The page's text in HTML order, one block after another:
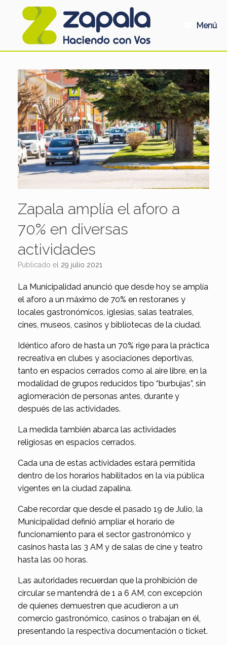
Menú
Zapala amplía el aforo a
70% en diversas
actividades
Publicado el 29 julio 2021
La Municipalidad anunció que desde hoy se amplía
el aforo a un máximo de 70% en restoranes y
locales gastronómicos, iglesias, salas teatrales,
cines, museos, casinos y bibliotecas de la ciudad.
Idéntico aforo de hasta un 70% rige para la práctica
recreativa en clubes y asociaciones deportivas,
tanto en espacios cerrados como al aire libre, en la
modalidad de grupos reducidos tipo “burbujas”, sin
aglomeración de personas antes, durante y
después de las actividades.
La medida también abarca las actividades
religiosas en espacios cerrados.
Cada una de estas actividades estará permitida
dentro de los horarios habilitados en la vía pública
vigentes en la ciudad zapalina.
Cabe recordar que desde el pasado 19 de Julio, la
Municipalidad definió ampliar el horario de
funcionamiento para el sector gastronómico y
casinos hasta las 3 AM y de salas de cine y teatro
hasta las 00 horas.
Las autoridades recuerdan que la prohibición de
circular se mantendrá de 1 a 6 AM, con excepción
de quienes demuestren que acudieron a un
comercio gastronómico, casinos o trabajan en él,
presentando la respectiva documentación o ticket.